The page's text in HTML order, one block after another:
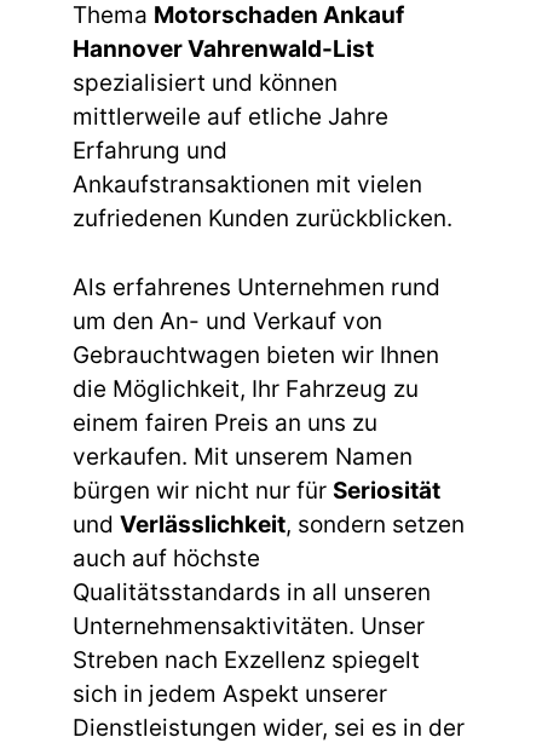
Thema Motorschaden Ankauf
Hannover Vahrenwald-List
spezialisiert und können
mittlerweile auf etliche Jahre
Erfahrung und
Ankaufstransaktionen mit vielen
zufriedenen Kunden zurückblicken.
Als erfahrenes Unternehmen rund
um den An- und Verkauf von
Gebrauchtwagen bieten wir Ihnen
die Möglichkeit, Ihr Fahrzeug zu
einem fairen Preis an uns zu
verkaufen. Mit unserem Namen
bürgen wir nicht nur für Seriosität
und Verlässlichkeit, sondern setzen
auch auf höchste
Qualitätsstandards in all unseren
Unternehmensaktivitäten. Unser
Streben nach Exzellenz spiegelt
sich in jedem Aspekt unserer
Dienstleistungen wider, sei es in der